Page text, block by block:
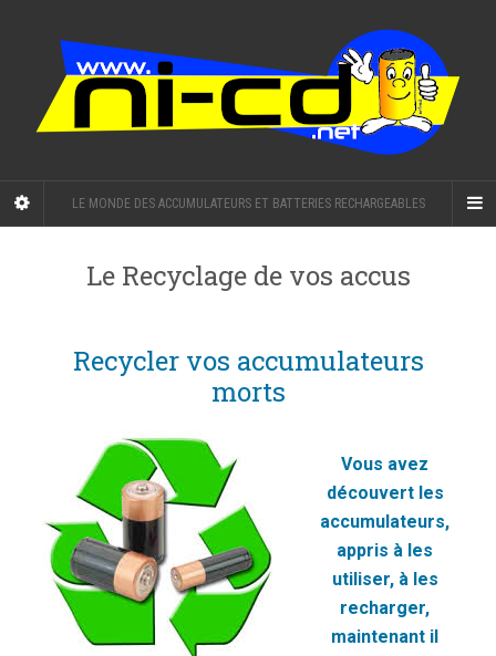
LE MONDE DES ACCUMULATEURS ET BATTERIES RECHARGEABLES
Le Recyclage de vos accus
Recycler vos accumulateurs
morts
Vous avez
découvert les
accumulateurs,
appris à les
utiliser, à les
recharger,
maintenant il